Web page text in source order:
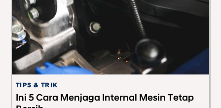
TIPS & TRIK
Ini 5 Cara Menjaga Internal Mesin Tetap